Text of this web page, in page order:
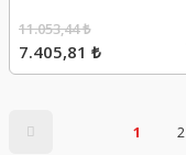
7.405,81 ₺
11.053,44 ₺
1 2